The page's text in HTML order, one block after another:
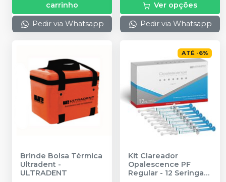
carrinho
Pedir via Whatsapp
Ver opções
Pedir via Whatsapp
Brinde Bolsa Térmica
Ultradent -
ULTRADENT
ATÉ -6%
Kit Clareador
Opalescence PF
Regular - 12 Seringas